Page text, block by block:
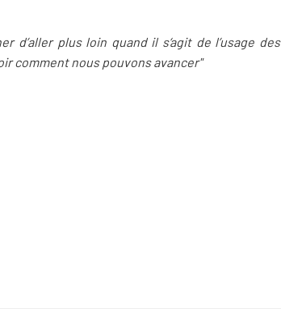
d’aller plus loin quand il s‘agit de l’usage des
comment nous pouvons avancer"